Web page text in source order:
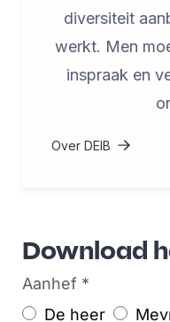
diversiteit
werkt. Men
inspraak en
Over DEIB
Download